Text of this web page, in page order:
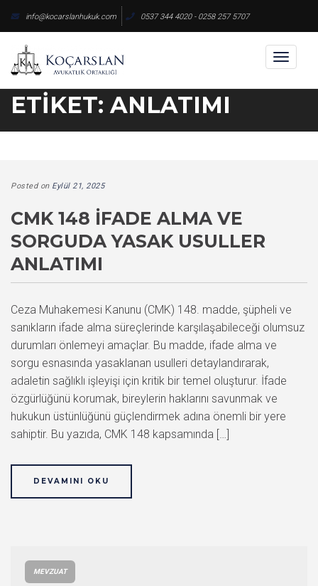
content
info@kocarslanhukuk.com 0537 344 4020 - 0258 257 5707
Toggle
ETIKET: ANLATIMI
Posted on Eylül 21, 2025
CMK 148 İFADE ALMA VE
SORGUDA YASAK USULLER
ANLATIMI
Ceza Muhakemesi Kanunu (CMK) 148. madde, şüpheli ve
sanıkların ifade alma süreçlerinde karşılaşabileceği olumsuz
durumları önlemeyi amaçlar. Bu madde, ifade alma ve
sorgu esnasında yasaklanan usulleri detaylandırarak,
adaletin sağlıklı işleyişi için kritik bir temel oluşturur. İfade
özgürlüğünü korumak, bireylerin haklarını savunmak ve
hukukun üstünlüğünü güçlendirmek adına önemli bir yere
sahiptir. Bu yazıda, CMK 148 kapsamında […]
DEVAMINI OKU
MEVZUAT